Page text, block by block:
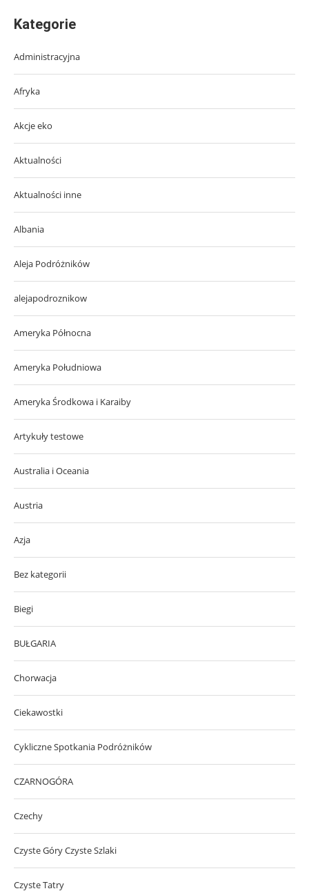
Kategorie
Administracyjna
Afryka
Akcje eko
Aktualności
Aktualności inne
Albania
Aleja Podróżników
alejapodroznikow
Ameryka Północna
Ameryka Południowa
Ameryka Środkowa i Karaiby
Artykuły testowe
Australia i Oceania
Austria
Azja
Bez kategorii
Biegi
BUŁGARIA
Chorwacja
Ciekawostki
Cykliczne Spotkania Podróżników
CZARNOGÓRA
Czechy
Czyste Góry Czyste Szlaki
Czyste Tatry